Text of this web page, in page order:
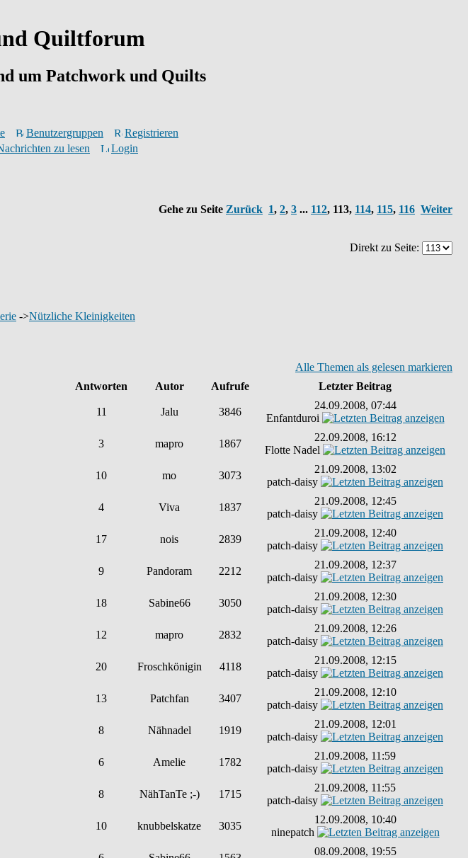
Quiltforum
um Patchwork und Quilts
Benutzergruppen
Registrieren
zu lesen
Login
Gehe zu Seite Zurück 1, 2, 3 ... 112, 113, 114, 115, 116 Weiter
Direkt zu Seite:
->Nützliche Kleinigkeiten
Alle Themen als gelesen markieren
Antworten Autor Aufrufe
Letzter Beitrag
11 Jalu 3846
24.09.2008, 07:44
Enfantduroi
3 mapro 1867
22.09.2008, 16:12
Flotte Nadel
10 mo 3073
21.09.2008, 13:02
patch-daisy
4 Viva 1837
21.09.2008, 12:45
patch-daisy
17 nois 2839
21.09.2008, 12:40
patch-daisy
9 Pandoram 2212
21.09.2008, 12:37
patch-daisy
18 Sabine66 3050
21.09.2008, 12:30
patch-daisy
12 mapro 2832
21.09.2008, 12:26
patch-daisy
20 Froschkönigin 4118
21.09.2008, 12:15
patch-daisy
13 Patchfan 3407
21.09.2008, 12:10
patch-daisy
8 Nähnadel 1919
21.09.2008, 12:01
patch-daisy
6 Amelie 1782
21.09.2008, 11:59
patch-daisy
8 NähTanTe ;-) 1715
21.09.2008, 11:55
patch-daisy
10 knubbelskatze 3035
12.09.2008, 10:40
ninepatch
08.09.2008, 19:55